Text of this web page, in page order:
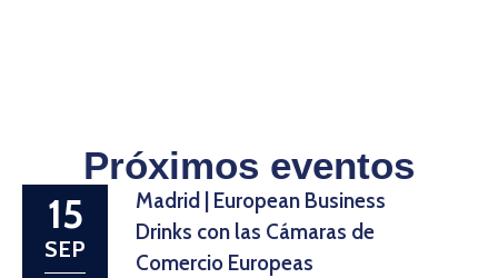
Próximos eventos
15
SEP
Madrid | European Business
Drinks con las Cámaras de
Comercio Europeas